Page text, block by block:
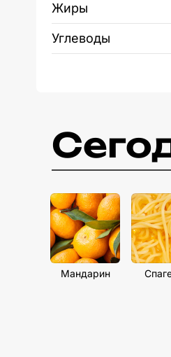
Жиры
Углеводы
Мандарин